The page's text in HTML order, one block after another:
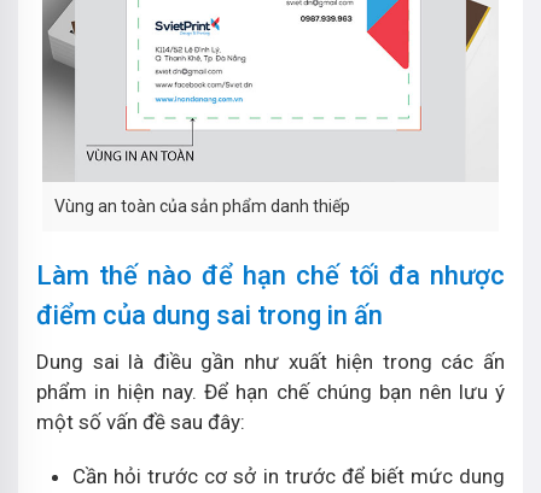
Vùng an toàn của sản phẩm danh thiếp
Làm thế nào để hạn chế tối đa nhược
điểm của dung sai trong in ấn
Dung sai là điều gần như xuất hiện trong các ấn
phẩm in hiện nay. Để hạn chế chúng bạn nên lưu ý
một số vấn đề sau đây:
Cần hỏi trước cơ sở in trước để biết mức dung